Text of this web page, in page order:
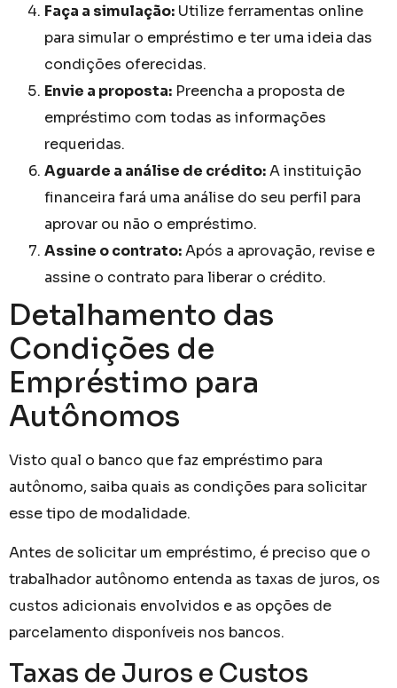
Faça a simulação: Utilize ferramentas online
para simular o empréstimo e ter uma ideia das
condições oferecidas.
Envie a proposta: Preencha a proposta de
empréstimo com todas as informações
requeridas.
Aguarde a análise de crédito:A instituição
financeira fará uma análise do seu perfil para
aprovar ou não o empréstimo.
Assine o contrato:Após a aprovação, revise e
assine o contrato para liberar o crédito.
Detalhamento das
Condições de
Empréstimo para
Autônomos
Visto qual o banco que faz empréstimo para
autônomo, saiba quais as condições para solicitar
esse tipo de modalidade.
Antes de solicitar um empréstimo, é preciso que o
trabalhador autônomo entenda as taxas de juros, os
custos adicionais envolvidos e as opções de
parcelamento disponíveis nos bancos.
Taxas de Juros e Custos